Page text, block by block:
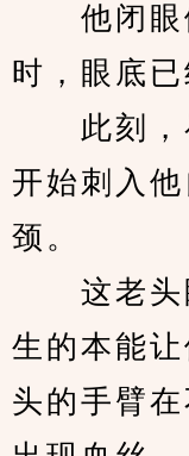
他闭眼
时，眼底已
此刻，
开始刺入
颈。
这老头
生的本能
头的手臂